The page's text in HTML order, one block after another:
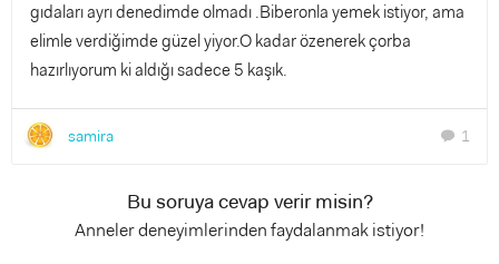
gıdaları ayrı denedimde olmadı .Biberonla yemek istiyor, ama
elimle verdiğimde güzel yiyor.O kadar özenerek çorba
hazırlıyorum ki aldığı sadece 5 kaşık.
samira chat 1
Bu soruya cevap verir misin?
Anneler deneyimlerinden faydalanmak istiyor!